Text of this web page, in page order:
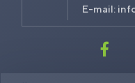
E-mail: